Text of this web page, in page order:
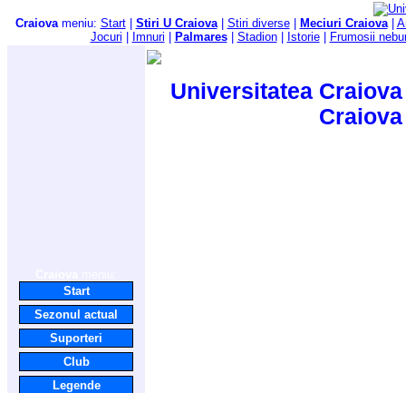
Craiovameniu: Start| Stiri U Craiova| Stiri diverse| Meciuri Craiova|
Jocuri
Imnuri Palmares| Stadion| Istorie| Frumosii
Start
Sezonul actual
Suporteri
Club
Legende
Universitatea